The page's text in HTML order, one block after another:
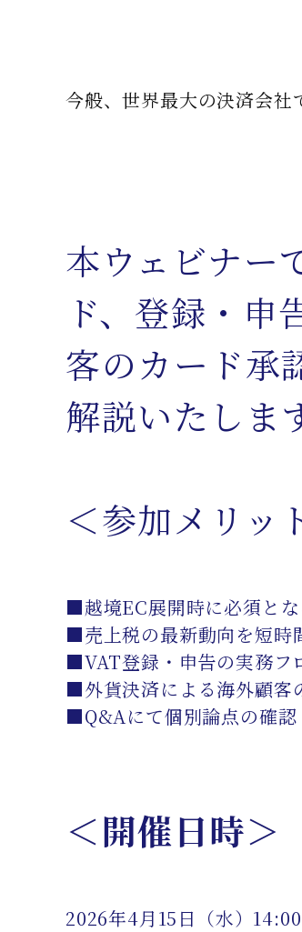
今般、世界最大の決済会社
本ウェビナー
ド、登録・
客のカード承
解説いたしま
＜参加メリッ
■越境EC展開時に必須とな
■売上税の最新動向を短時
■VAT登録・申告の実務フ
■外貨決済による海外顧客
■Q&Aにて個別論点の確認
＜開催日時＞
2026年4月15日（水）